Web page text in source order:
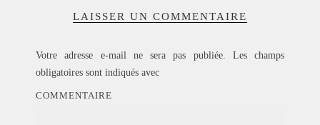
LAISSER UN COMMENTAIRE
Votre adresse e-mail ne sera pas publiée.
Les champs
obligatoires sont indiqués avec
COMMENTAIRE